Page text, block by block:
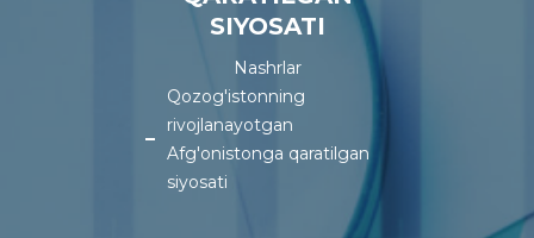
SIYOSATI
Nashrlar
Qozog'istonning
rivojlanayotgan
Afg'onistonga qaratilgan
siyosati